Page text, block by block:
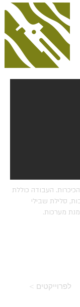
העבודה כוללת
סלילת שבילי
מערכות.
< לפרוייקטים